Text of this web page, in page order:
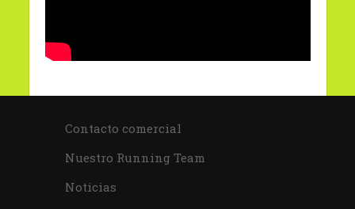
Contacto comercial
Nuestro Running Team
Noticias